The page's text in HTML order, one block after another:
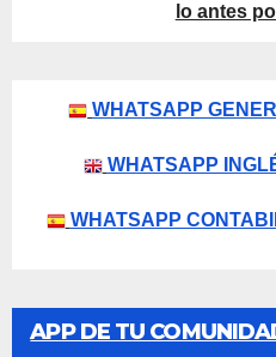
lo antes
WHATSAPP
WHATSAPP
WHATSAPP
APP DE TU